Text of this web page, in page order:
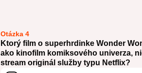
Otázka 4
Ktorý film o superhrdinke Wonder
ako kinofilm komiksového univerza,
stream originál služby typu Netflix?